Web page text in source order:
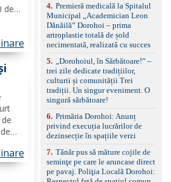
de
față/spate, cameră
marșarier Keyless entry
& start, geamuri electrice
față/spate, oglinzi
electrice, încălzite și
rabatabile Sistem hands-
free, Bluetooth, USB
Sistem start/stop, frână
de parcare electrică,
anvelope vară runflat
filtru de particule,
standard Euro 6 Trapă
panoramică, geamuri
remorcare Bonus: -
Covorașe textile montate
pe mașină. -Ofer și un
4. Premieră medicală la Spitalul
Municipal „Academician Leon
Dănăilă” Dorohoi – prima
artroplastie totală de șold
necimentată, realizată cu succes
5.
„Dorohoiul, în Sărbătoare!” –
trei zile dedicate tradițiilor,
culturii și comunității Trei
tradiții. Un singur eveniment. O
singură sărbătoare!
6. Primăria Dorohoi: Anunț
privind execuția lucrărilor de
dezinsecție în spațiile verzi
7. Tânăr pus să măture cojile de
seminţe pe care le aruncase direct
pe pavaj. Poliţia Locală Dorohoi: